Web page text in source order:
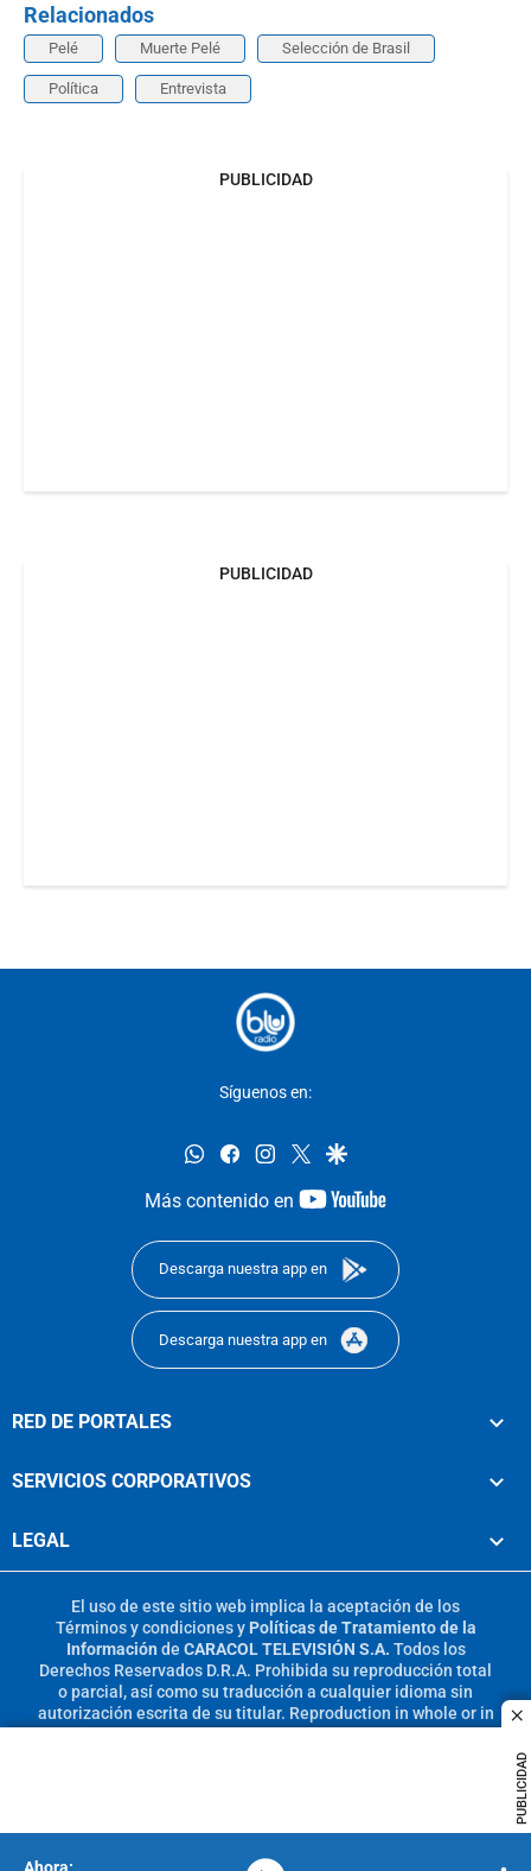
PUBLICIDAD
Relacionados
Pelé Muerte Pelé Selección de Brasil
Política Entrevista
PUBLICIDAD
PUBLICIDAD
Síguenos en:
whatsappfacebookinstagram
twittergoogle
Más contenido en
youtube-
Descarga nuestra app en
Descarga nuestra app en
RED DE PORTALES
SERVICIOS CORPORATIVOS
LEGAL
El uso de este sitio web implica la aceptación de los
Términos y condicionesy Políticas de Tratamiento de la
Información de CARACOL TELEVISIÓN S.A. Todos los
Derechos Reservados D.R.A. Prohibida su reproducción total
o parcial, así como su traducción a cualquier idioma sin
autorización escrita de su titular. Reproduction in whole or in